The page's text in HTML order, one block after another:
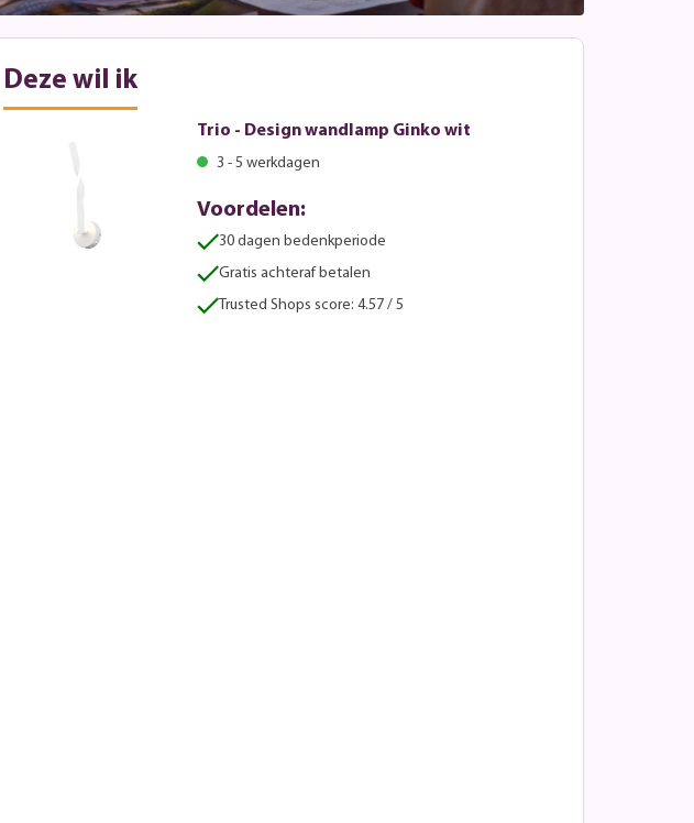
Deze wil ik
Trio - Design wandlamp Ginko wit
3 - 5 werkdagen
Voordelen:
30 dagen bedenkperiode
Gratis achteraf betalen
Trusted Shops score: 4.57 / 5